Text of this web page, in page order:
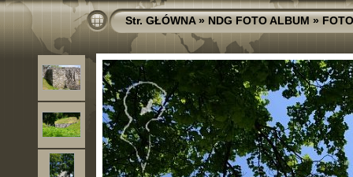
Str. GŁÓWNA»NDG FOTO ALBUM»